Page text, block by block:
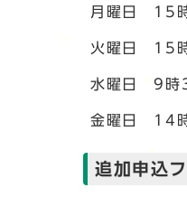
月曜日 15
火曜日 15
水曜日 9時
金曜日 14
追加申込